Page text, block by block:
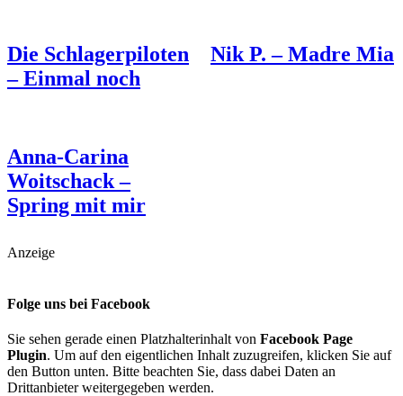
Die Schlagerpiloten
– Einmal noch
Nik P. – Madre Mia
Anna-Carina
Woitschack –
Spring mit mir
Anzeige
Folge uns bei Facebook
Sie sehen gerade einen Platzhalterinhalt von Facebook Page
Plugin. Um auf den eigentlichen Inhalt zuzugreifen, klicken Sie auf
den Button unten. Bitte beachten Sie, dass dabei Daten an
Drittanbieter weitergegeben werden.